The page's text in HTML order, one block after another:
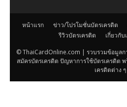
หน้าแรก ข่าว/โปรโมชั่นบัตรเครดิต
รีวิวบัตรเครดิต
เกี่ยวกับ
© ThaiCardOnline.com | รวบรวมข้อมูล
สมัครบัตรเครดิต ปัญหาการใช้บัตรเครดิต
เครดิตต่าง ๆ